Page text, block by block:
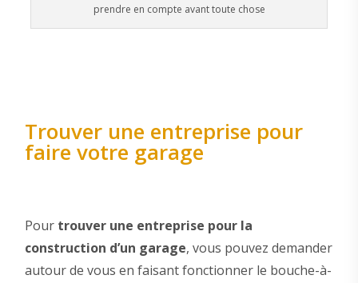
prendre en compte avant toute chose
Trouver une entreprise pour
faire votre garage
Pour trouver une entreprise pour la
construction d’un garage, vous pouvez demander
autour de vous en faisant fonctionner le bouche-à-